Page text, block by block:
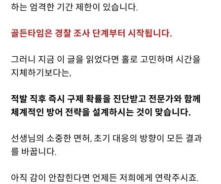
하는 엄격한 기간 제한이 있습니다.
골든타임은 경찰 조사 단계부터 시작됩니다.
그러니 지금 이 글을 읽었다면 홀로 고민하며 시간을
지체하기보다는,
적발 직후 즉시 구제 확률을 진단받고 전문가와 함께
체계적인 방어 전략을 설계하시는 것이 맞습니다.
선생님의 소중한 면허, 초기 대응의 방향이 모든 결과
를 바꿉니다.
아직 감이 안잡힌다면 언제든 저희에게 연락주시죠.